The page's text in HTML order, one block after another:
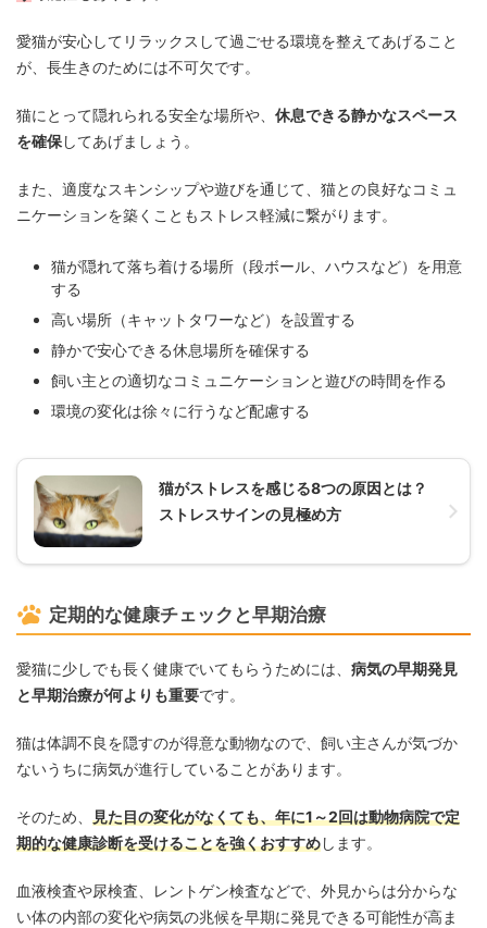
愛猫が安心してリラックスして過ごせる環境を整えてあげること
が、長生きのためには不可欠です。
猫にとって隠れられる安全な場所や、 休息できる静かなスペース
を確保してあげましょう。
また、適度なスキンシップや遊びを通じて、猫との良好なコミュ
ニケーションを築くこともストレス軽減に繋がります。
猫が隠れて落ち着ける場所（段ボール、ハウスなど）を用意
する
高い場所（キャットタワーなど）を設置する
静かで安心できる休息場所を確保する
飼い主との適切なコミュニケーションと遊びの時間を作る
環境の変化は徐々に行うなど配慮する
猫がストレスを感じる8つの原因とは？
ストレスサインの見極め方
定期的な健康チェックと早期治療
愛猫に少しでも長く健康でいてもらうためには、 病気の早期発見
と早期治療が何よりも重要です。
猫は体調不良を隠すのが得意な動物なので、飼い主さんが気づか
ないうちに病気が進行していることがあります。
そのため、 見た目の変化がなくても、年に1～2回は動物病院で定
期的な健康診断を受けることを強くおすすめします。
血液検査や尿検査、レントゲン検査などで、外見からは分からな
い体の内部の変化や病気の兆候を早期に発見できる可能性が高ま